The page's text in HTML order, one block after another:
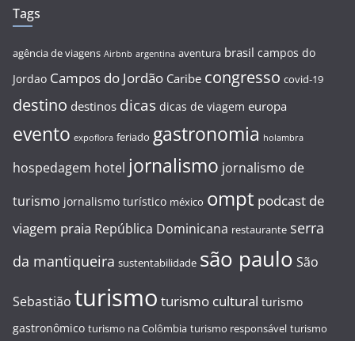
Tags
agência de viagens Airbnb argentina aventura brasil campos do
Jordao Campos do Jordão Caribe congresso covid-19
destino destinos dicas dicas de viagem europa
evento expoflora feriado gastronomia holambra
hospedagem hotel jornalismo jornalismo de
turismo jornalismo turístico méxico ompt podcast de
viagem praia República Dominicana restaurante serra
da mantiqueira sustentabilidade são paulo São
Sebastião turismo turismo cultural turismo
gastronômico turismo na Colômbia turismo responsável turismo